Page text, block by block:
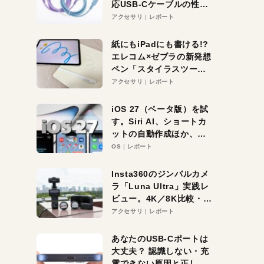
応USB-Cケーブルの性能
を検証。超コスパの1本を
アクセサリ レポート
紙にもiPadにも書ける!?
エレコム×ゼブラの新発想
ペン「スタイラスツーウ
ェイ」レビュー。持ち替
アクセサリ レポート
iOS 27（ベータ版）を試
す。Siri AI、ショートカ
ットの自動作成ほか、期
待大の便利機能5選。
る未来はすぐそこ！
OS レポート
Insta360のジンバルカメ
ラ「Luna Ultra」実践レ
ビュー。4K／8K比較・ズ
ーム・夜間撮影をチェッ
アクセサリ レポート
あなたのUSB-Cポートは
大丈夫？ 認識しない・充